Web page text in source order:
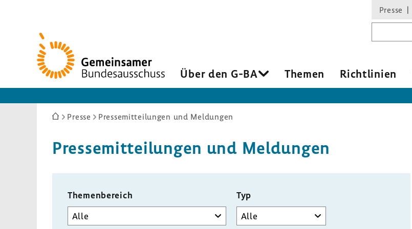
Zur
Startseite
Presse
Über den G-BA Themen Richt­li­nien
Sie
hier:
Presse Pressemitteilungen und Meldungen
Pres­se­mit­tei­lungen und Meldungen
Themenbereich Typ